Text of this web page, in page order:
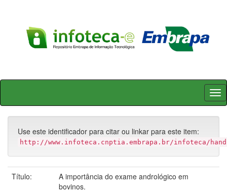
Skip
Use este identificador para citar ou linkar para este item:
http://www.infoteca.cnptia.embrapa.br/infoteca/
Título:
A importância do exame andrológico em
bovinos.